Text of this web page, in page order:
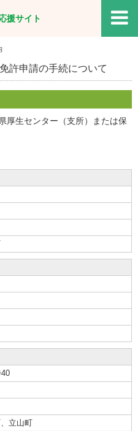
現役看護学生の方へ
関連サイト リンク集
援サイト
許申請の手続について
厚生センター（支所）または保
立山町